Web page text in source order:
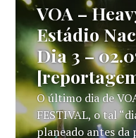
VOA –
Estádio
Dia 3 –
O último dia de
FESTIVAL, o tal
planeado antes da